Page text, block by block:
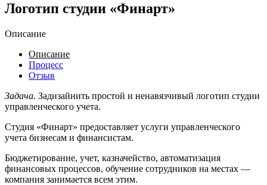
Логотип студии «Финарт»
Описание
Описание
Процесс
Отзыв
Задача. Задизайнить простой и ненавязчивый логотип студии
управленческого учета.
Студия «Финарт» предоставляет услуги управленческого
учета бизнесам и финансистам.
Бюджетирование, учет, казначейство, автоматизация
финансовых процессов, обучение сотрудников на местах —
компания занимается всем этим.